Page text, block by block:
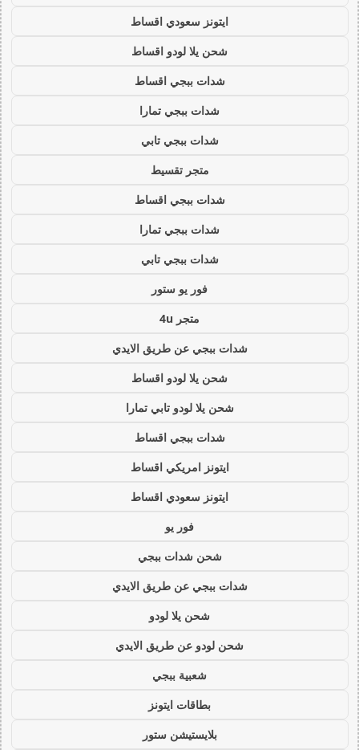
ايتونز سعودي اقساط
شحن يلا لودو اقساط
شدات ببجي اقساط
شدات ببجي تمارا
شدات ببجي تابي
متجر تقسيط
شدات ببجي اقساط
شدات ببجي تمارا
شدات ببجي تابي
فور يو ستور
متجر 4u
شدات ببجي عن طريق الايدي
شحن يلا لودو اقساط
شحن يلا لودو تابي تمارا
شدات ببجي اقساط
ايتونز امريكي اقساط
ايتونز سعودي اقساط
فور يو
شحن شدات ببجي
شدات ببجي عن طريق الايدي
شحن يلا لودو
شحن لودو عن طريق الايدي
شعبية ببجي
بطاقات ايتونز
بلايستيشن ستور